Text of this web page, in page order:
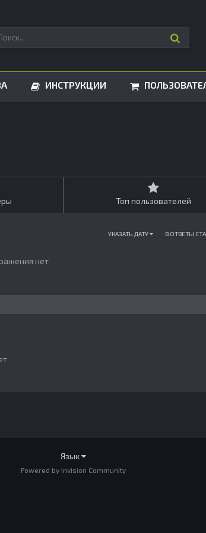
ИНСТРУКЦИИ
Топ пользователей
В ОТВЕТЫ
УКАЗАТЬ ДАТУ
нет
Язык
Powered by Invision Community